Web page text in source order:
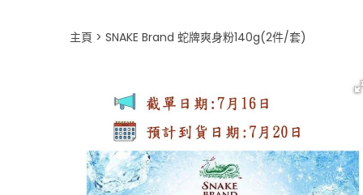
主頁 SNAKE Brand 蛇牌爽身粉140g(2件/套)